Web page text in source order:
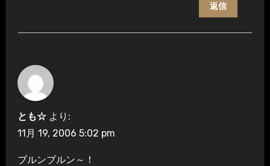
返信
とも☆ より:
11月 19, 2006 5:02 pm
ブルンブルン～！